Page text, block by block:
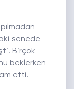
senede
Birçok
beklerken
etti.